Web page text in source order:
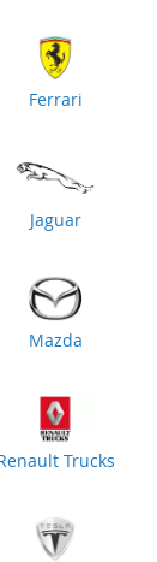
Ferrari
Jaguar
Mazda
Trucks